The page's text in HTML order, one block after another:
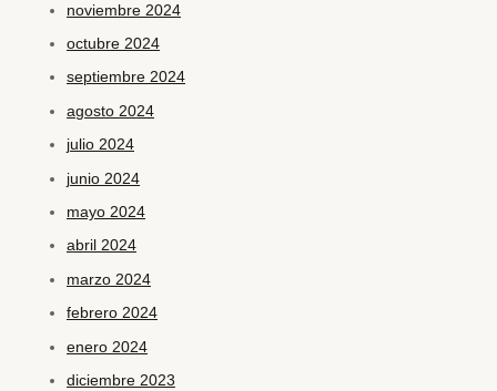
noviembre 2024
octubre 2024
septiembre 2024
agosto 2024
julio 2024
junio 2024
mayo 2024
abril 2024
marzo 2024
febrero 2024
enero 2024
diciembre 2023